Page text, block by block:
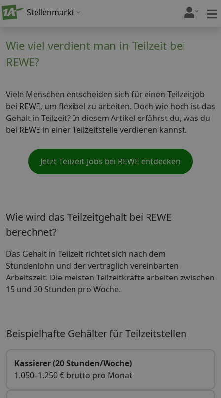
Stellenmarkt
Wie viel verdient man in Teilzeit bei
REWE?
Viele Menschen entscheiden sich für einen Teilzeitjob
bei REWE, um flexibel zu arbeiten. Doch wie hoch ist das
Gehalt in Teilzeit? In diesem Artikel erfährst du, was du
bei REWE in einer Teilzeitstelle verdienen kannst.
Jetzt Teilzeit-Jobs bei REWE entdecken
Wie wird das Teilzeitgehalt bei REWE
berechnet?
Das Gehalt in Teilzeit richtet sich nach dem
Stundenlohn und der vertraglich vereinbarten
Arbeitszeit. Die meisten Teilzeitkräfte arbeiten zwischen
15 und 30 Stunden pro Woche.
Beispielhafte Gehälter für Teilzeitstellen
Kassierer (20 Stunden/Woche)
1.050–1.250 € brutto pro Monat